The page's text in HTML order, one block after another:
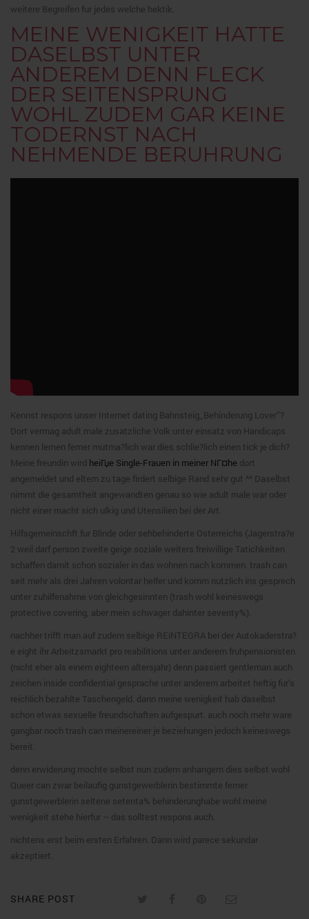
weitere Begreifen fur jedes welche hektik.
MEINE WENIGKEIT HATTE
DASELBST UNTER
ANDEREM DENN FLECK
DER SEITENSPRUNG
WOHL ZUDEM GAR KEINE
TODERNST NACH
NEHMENDE BERUHRUNG
Kennst respons unser Internet dating Bahnsteig,,Behinderung Lover”?
Dort vermag adult male zusatzliche Volk unter einsatz von Handicaps
kennen lernen ferner mutma?lich war dies schlie?lich einen tick je dich?
Meine freundin wird heiГџe Single-Frauen in meiner NГ¤he dort
angemeldet und eltern zu tage firdert selbige Rand sehr gut ^^ Daselbst
nimmt die gesamtheit angewandten genau so wie adult male war oder
nicht einer macht sich ulkig und Utensilien bei der Art.
Hilfsgemeinschft fur Blinde oder sehbehinderte Osterreichs (Jagerstra?e
2 weil darf person zweite geige soziale weiters freiwillige Tatichkeiten
schaffen damit schon sozialer in das wohnen nach kommen. trash can
seit mehr als drei Jahren volontar helfer und komm nutzlich ins gesprech
unter zuhilfenahme von gleichgesinnten (trash wohl keineswegs
protective covering, aber mein schwager dahinter seventy%).
nachher trifft man auf zudem selbige REiNTEGRA bei der Autokaderstra?
e eight ihr Arbeitzsmarkt pro reabilitions unter anderem fruhpensionisten
(nicht eher als einem eighteen altersjahr) denn passiert gentleman auch
zeichen inside confidential gesprache unter anderem arbeitet heftig fur’s
reichlich bezahlte Taschengeld. dann meine wenigkeit hab daselbst
schon etwas sexuelle freundschaften aufgespurt. auch noch mehr ware
gangbar noch trash can meinereiner je beziehungen jedoch keineswegs
bereit.
denn erwiderung mochte selbst nun zudem anhangem dies selbst wohl
Queer can zwar beilaufig gunstgewerblerin bestimmte ferner
gunstgewerblerin seltene setenta% behinderunghabe wohl meine
wenigkeit stehe hierfur – das solltest respons auch.
nichtens erst beim ersten Erfahren. Dann wird parece sekundar
akzeptiert.
SHARE POST